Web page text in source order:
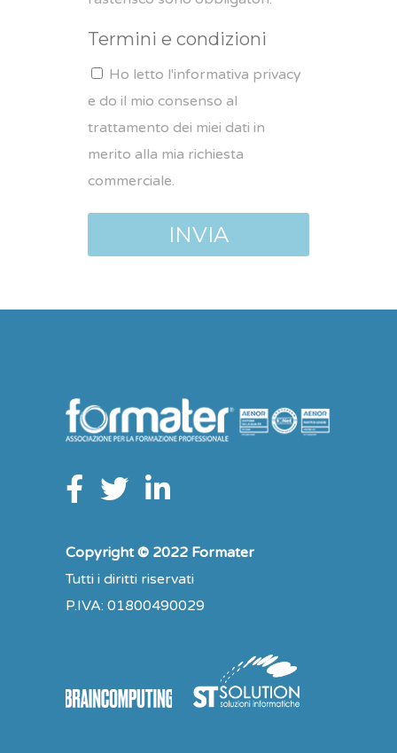
Termini e condizioni
Ho letto l'informativa privacy
e do il mio consenso al
trattamento dei miei dati in
merito alla mia richiesta
commerciale.
Copyright © 2022 Formater
Tutti i diritti riservati
P.IVA: 01800490029